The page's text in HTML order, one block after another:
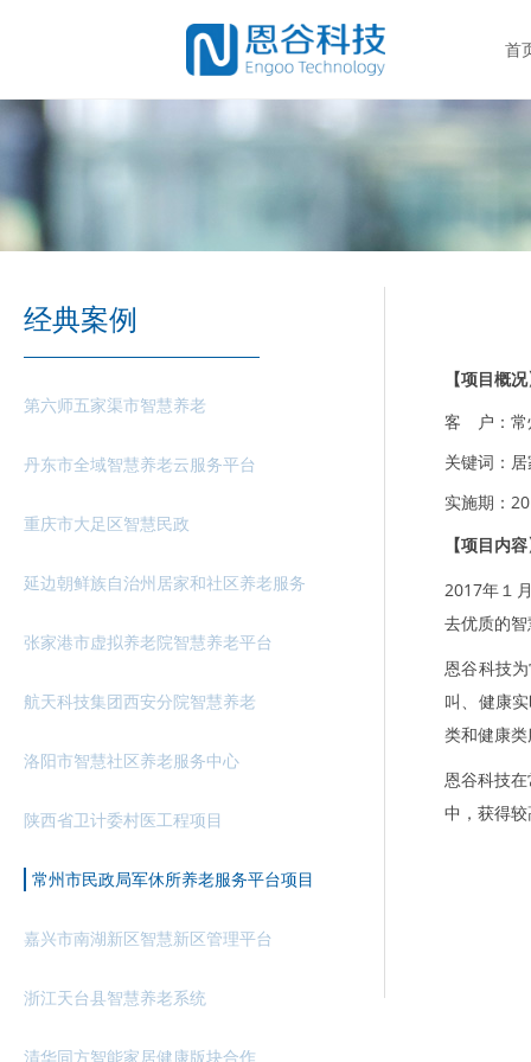
首
经典案例
第六师五家渠市智慧养老
丹东市全域智慧养老云服务平台
重庆市大足区智慧民政
延边朝鲜族自治州居家和社区养老服务
张家港市虚拟养老院智慧养老平台
航天科技集团西安分院智慧养老
洛阳市智慧社区养老服务中心
陕西省卫计委村医工程项目
常州市民政局军休所养老服务平台项目
嘉兴市南湖新区智慧新区管理平台
浙江天台县智慧养老系统
清华同方智能家居健康版块合作
【项目概
客 户：常
关键词：
实施期：
【项目内
2017年１
去优质的
恩谷科技
叫、健康
类和健康
恩谷科技
中，获得